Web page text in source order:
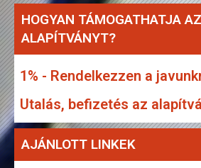
HOGYAN TÁMOGATHATJA AZ
ALAPÍTVÁNYT?
1% - Rendelkezzen a
Utalás, befizetés az
AJÁNLOTT LINKEK